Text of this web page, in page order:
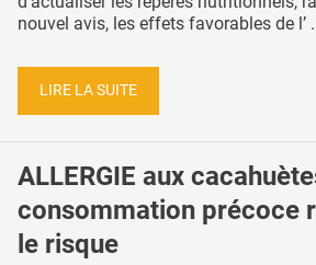
nouvel avis, les effets favorables de l’
LIRE LA SUITE
ALLERGIE aux
consommation précoce
le risque